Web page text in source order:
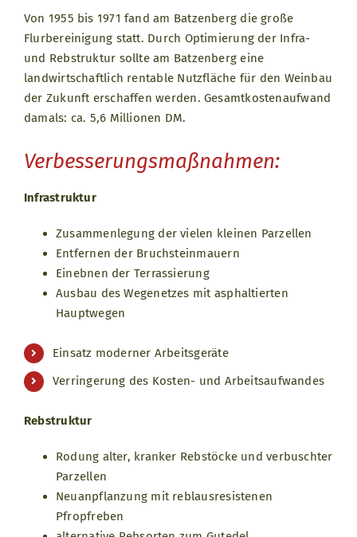
Von 1955 bis 1971 fand am Batzenberg die große
Flurbereinigung statt. Durch Optimierung der Infra-
und Rebstruktur sollte am Batzenberg eine
landwirtschaftlich rentable Nutzfläche für den Weinbau
der Zukunft erschaffen werden. Gesamtkostenaufwand
damals: ca. 5,6 Millionen DM.
Verbesserungsmaßnahmen:
Infrastruktur
Zusammenlegung der vielen kleinen Parzellen
Entfernen der Bruchsteinmauern
Einebnen der Terrassierung
Ausbau des Wegenetzes mit asphaltierten
Hauptwegen
Einsatz moderner Arbeitsgeräte
Verringerung des Kosten- und Arbeitsaufwandes
Rebstruktur
Rodung alter, kranker Rebstöcke und verbuschter
Parzellen
Neuanpflanzung mit reblausresistenen
Pfropfreben